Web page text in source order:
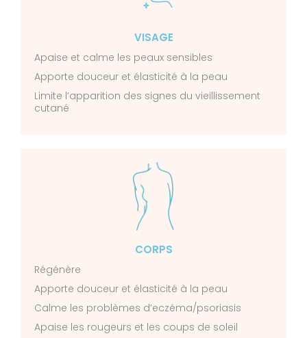
VISAGE
Apaise et calme les peaux sensibles
Apporte douceur et élasticité à la peau
Limite l’apparition des signes du vieillissement
cutané
CORPS
Régénère
Apporte douceur et élasticité à la peau
Calme les problèmes d’eczéma/psoriasis
Apaise les rougeurs et les coups de soleil